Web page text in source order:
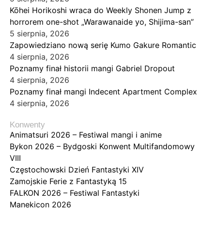
Kōhei Horikoshi wraca do Weekly Shonen Jump z
horrorem one-shot „Warawanaide yo, Shijima-san”
5 sierpnia, 2026
Zapowiedziano nową serię Kumo Gakure Romantic
4 sierpnia, 2026
Poznamy finał historii mangi Gabriel Dropout
4 sierpnia, 2026
Poznamy finał mangi Indecent Apartment Complex
4 sierpnia, 2026
Konwenty
Animatsuri 2026 – Festiwal mangi i anime
Bykon 2026 – Bydgoski Konwent Multifandomowy
VIII
Częstochowski Dzień Fantastyki XIV
Zamojskie Ferie z Fantastyką 15
FALKON 2026 – Festiwal Fantastyki
Manekicon 2026